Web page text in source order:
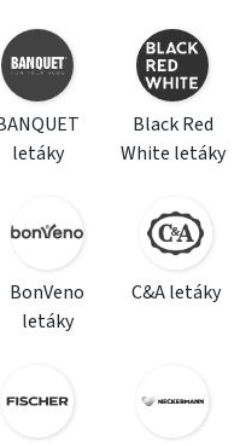
letáky
Black Red
White letáky
BonVeno
letáky
C&A letáky